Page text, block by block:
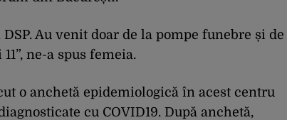
Au venit doar de la pompe funebre și de
ne-a spus femeia.
o anchetă epidemiologică în acest centru
cu COVID19. După anchetă,